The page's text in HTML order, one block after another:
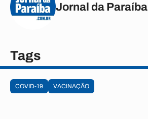
Jornal da Paraíba
Tags
COVID-19 VACINAÇÃO